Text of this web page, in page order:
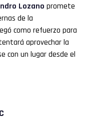
Lozano promete
de la
como refuerzo para
aprovechar la
con un lugar desde el